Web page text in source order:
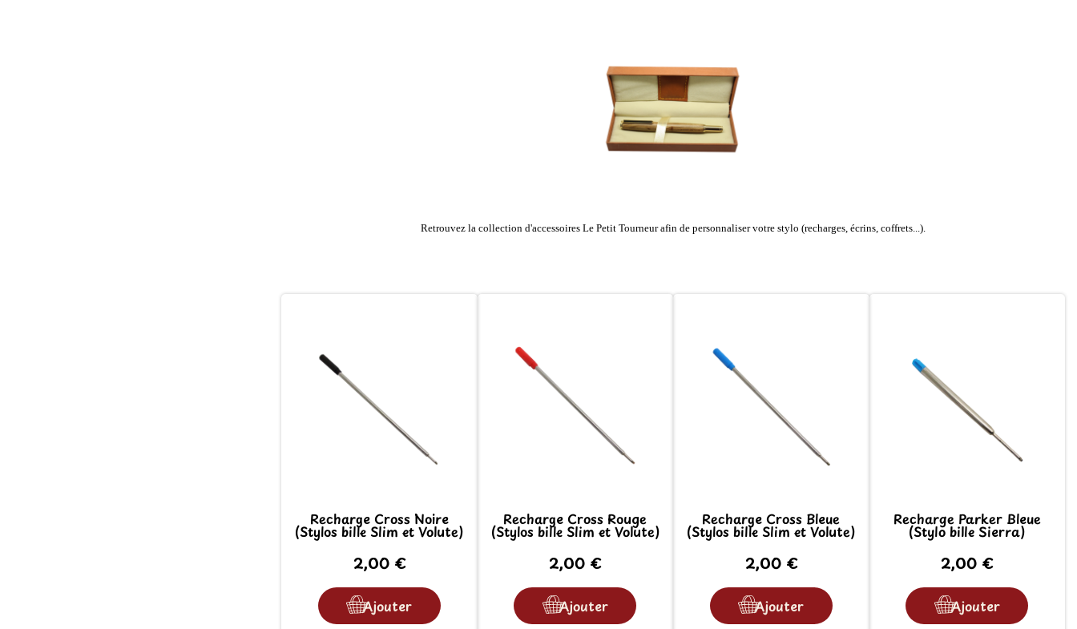
Retrouvez la collection d'accessoires Le Petit Tourneur afin de personnaliser votre stylo (recharges, écrins, coffrets...).
Recharge Cross Noire
(Stylos bille Slim et Volute)
2,00 €
Ajouter
Recharge Cross Rouge
(Stylos bille Slim et Volute)
2,00 €
Ajouter
Recharge Cross Bleue
(Stylos bille Slim et Volute)
2,00 €
Ajouter
Recharge Parker Bleue
(Stylo bille Sierra)
2,00 €
Ajouter